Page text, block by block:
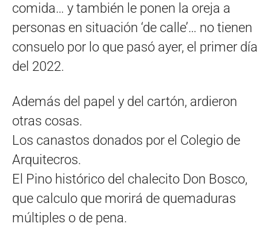
comida… y también le ponen la oreja a
personas en situación ‘de calle’… no tienen
consuelo por lo que pasó ayer, el primer día
del 2022.
Además del papel y del cartón, ardieron
otras cosas.
Los canastos donados por el Colegio de
Arquitecros.
El Pino histórico del chalecito Don Bosco,
que calculo que morirá de quemaduras
múltiples o de pena.